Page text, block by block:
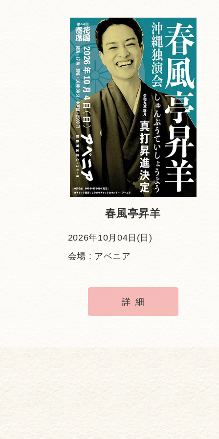
春風亭昇羊
2026年10月04日(日)
会場 : アベニア
詳細